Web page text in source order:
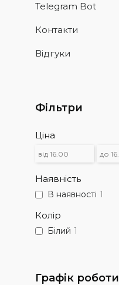
Telegram Bot
Контакти
Відгуки
Фільтри
Ціна
Наявність
В наявності 1
Колір
Білий 1
Графік роботи